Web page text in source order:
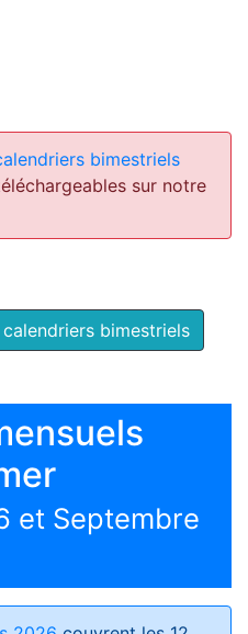
bimestriels
sur notre
bimestriels
et Septembre